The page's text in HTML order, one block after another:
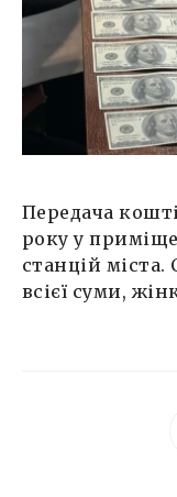
Передача
року у
станцій
всієї суми,